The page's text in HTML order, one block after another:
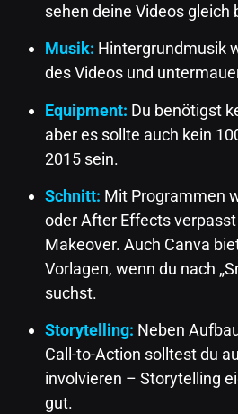
sehen deine Videos gleich
Musik: Hintergrundmusik
des Videos und
Equipment: Du benötigst
aber es sollte auch kein
2015 sein.
Schnitt: Mit Programmen
oder After Effects
Makeover. Auch Canva
Vorlagen, wenn du nach
suchst.
Storytelling: Neben
Call-to-Action solltest du
involvieren – Storytelling
gut.